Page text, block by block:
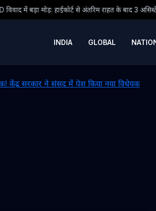
राहत के बाद 3 असिस्टेंट प्रोफेसरों ने फिर संभाला
INDIA GLOBAL